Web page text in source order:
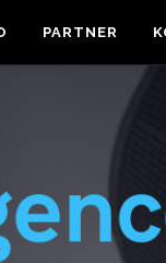
PARTNER